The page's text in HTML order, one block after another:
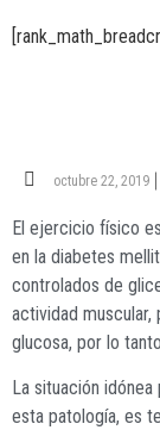
octubre 22, 2019
El ejercicio físico
en la diabetes
controlados de
actividad
glucosa, por lo
La situación
esta patología, es